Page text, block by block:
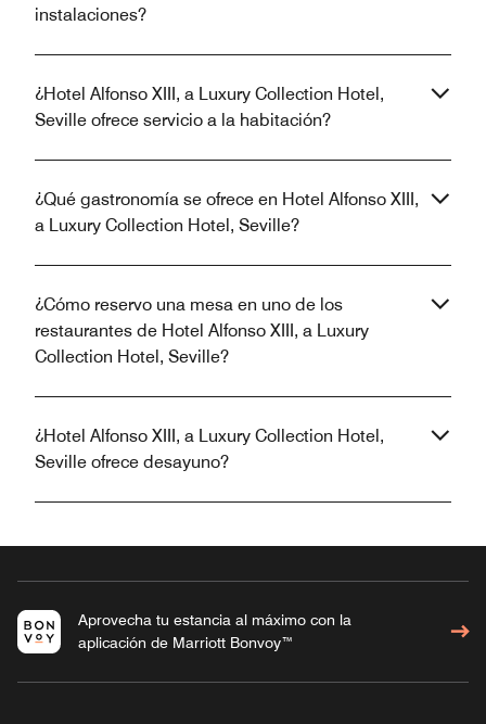
instalaciones?
¿Hotel Alfonso XIII, a Luxury Collection Hotel,
Seville ofrece servicio a la habitación?
¿Qué gastronomía se ofrece en Hotel Alfonso XIII,
a Luxury Collection Hotel, Seville?
¿Cómo reservo una mesa en uno de los
restaurantes de Hotel Alfonso XIII, a Luxury
Collection Hotel, Seville?
¿Hotel Alfonso XIII, a Luxury Collection Hotel,
Seville ofrece desayuno?
Aprovecha tu estancia al máximo con la
aplicación de Marriott Bonvoy™